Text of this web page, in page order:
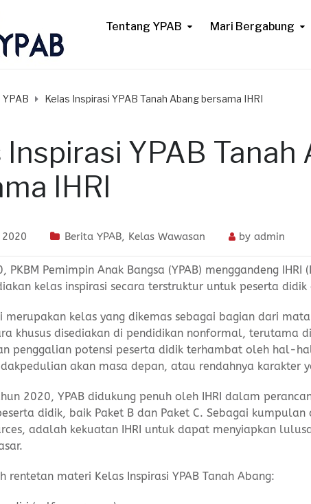
Tentang YPAB Mari Bergabung
Kelas Inspirasi YPAB Tanah Abang bersama IHRI
Inspirasi YPAB Tanah
IHRI
Berita YPAB, Kelas Wawasan by admin
PKBM Pemimpin Anak Bangsa (YPAB) menggandeng IHRI
kelas inspirasi secara terstruktur untuk peserta
merupakan kelas yang dikemas sebagai bagian dari
khusus disediakan di pendidikan nonformal, terutama
penggalian potensi peserta didik terhambat oleh hal-
akan masa depan, atau rendahnya karakter
2020, YPAB didukung penuh oleh IHRI dalam
didik, baik Paket B dan Paket C. Sebagai
adalah kekuatan IHRI untuk dapat menyiapkan
rentetan materi Kelas Inspirasi YPAB Tanah Abang: